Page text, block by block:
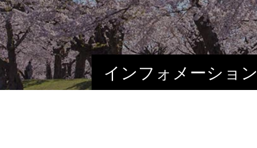
インフォメーション